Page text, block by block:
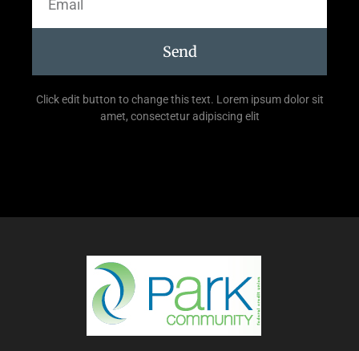
Send
Click edit button to change this text. Lorem ipsum dolor sit
amet, consectetur adipiscing elit